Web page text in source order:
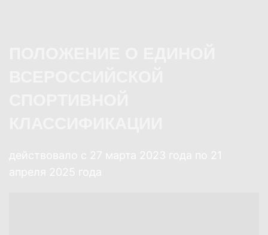
действовало с 27 марта 2023 года по 21
апреля 2025 года